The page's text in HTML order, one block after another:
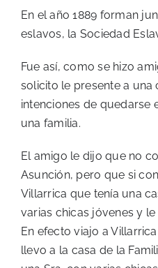
En el año 1889 forman
eslavos, la Sociedad
Fue así, como se hizo
solicito le presente a una
intenciones de quedarse
una familia.
El amigo le dijo que no
Asunción, pero que si
Villarrica que tenía una
varias chicas jóvenes y
En efecto viajo a
llevo a la casa de la